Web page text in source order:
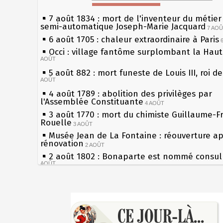
7 août 1834 : mort de l'inventeur du
semi-automatique Joseph-Marie Jacquard 7
6 août 1705 : chaleur extraordinaire à Paris
Occi : village fantôme surplombant la
AOÛT
5 août 882 : mort funeste de Louis III, roi
AOÛT
4 août 1789 : abolition des privilèges par
l'Assemblée Constituante 4 AOÛT
3 août 1770 : mort du chimiste Guillaume-
Rouelle 3 AOÛT
Musée Jean de La Fontaine : réouverture
rénovation 2 AOÛT
2 août 1802 : Bonaparte est nommé
AOÛT
boîtes aux lettres en fonte de Léon Mougeot
30 juillet 1918 : mort d'Auguste Poulain,
les siècles
27 mai 1610 : supplice de François